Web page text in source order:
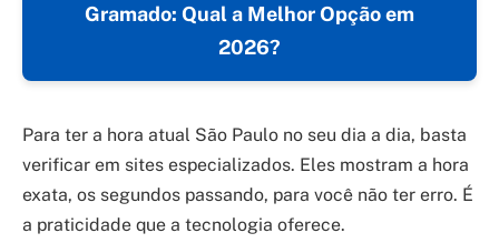
Gramado: Qual a Melhor Opção em
2026?
Para ter a hora atual São Paulo no seu dia a dia, basta
verificar em sites especializados. Eles mostram a hora
exata, os segundos passando, para você não ter erro. É
a praticidade que a tecnologia oferece.